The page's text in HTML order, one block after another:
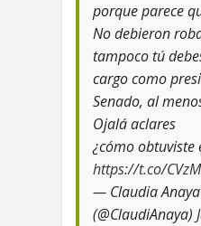
porque parece
No debieron
tampoco tú
cargo como
Senado, al
Ojalá aclares
¿cómo obtuviste
https://t.co/
— Claudia Anaya
(@ClaudiAnaya)